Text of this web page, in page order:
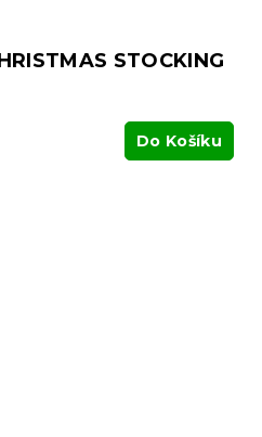
STOCKING
Do Košíku